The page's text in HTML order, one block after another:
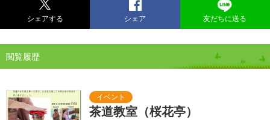
シェアする シェア 友だちに送る
閲覧履歴
茶道教室（桜花亭）